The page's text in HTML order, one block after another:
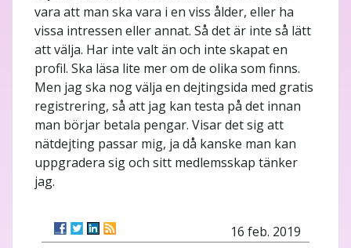
vara att man ska vara i en viss ålder, eller ha
vissa intressen eller annat. Så det är inte så lätt
att välja. Har inte valt än och inte skapat en
profil. Ska läsa lite mer om de olika som finns.
Men jag ska nog välja en dejtingsida med gratis
registrering, så att jag kan testa på det innan
man börjar betala pengar. Visar det sig att
nätdejting passar mig, ja då kanske man kan
uppgradera sig och sitt medlemsskap tänker
jag.
16 feb. 2019